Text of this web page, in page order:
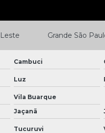
Grande São
Cambuci
Luz
Vila Buarque
Jaçanã
Tucuruvi